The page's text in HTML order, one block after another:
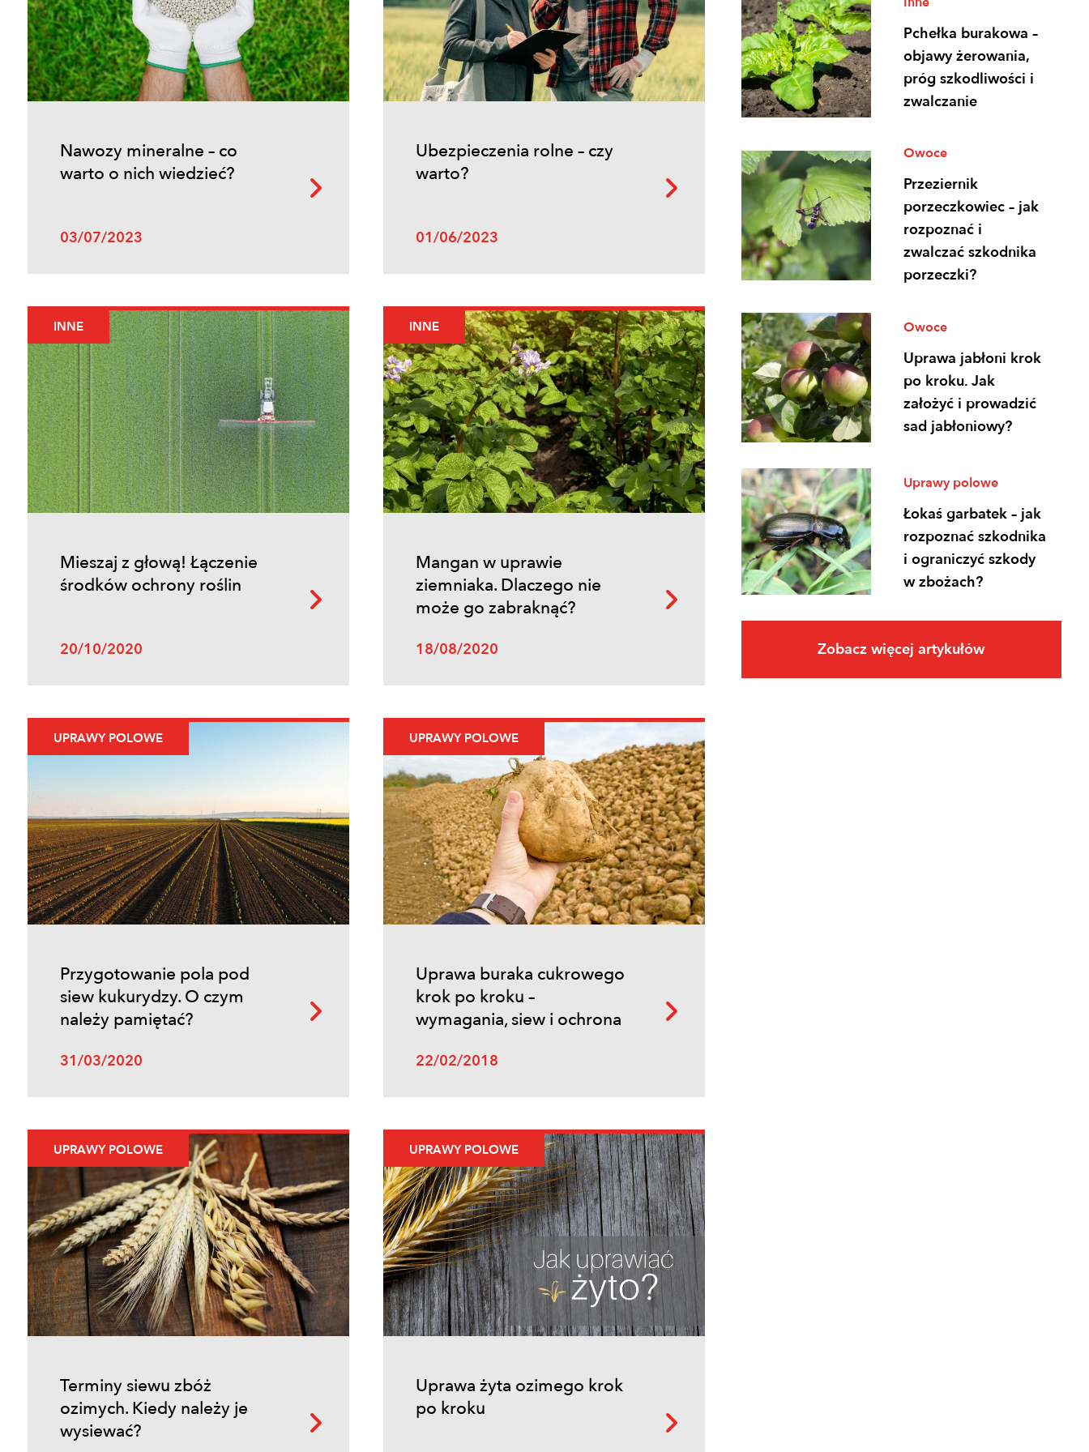
Nawozy mineralne – co
warto o nich wiedzieć?
03/07/2023
Ubezpieczenia rolne – czy
warto?
01/06/2023
INNE
Mieszaj z głową! Łączenie
środków ochrony roślin
20/10/2020
INNE
Mangan w uprawie
ziemniaka. Dlaczego nie
może go zabraknąć?
18/08/2020
UPRAWY POLOWE
Przygotowanie pola pod
siew kukurydzy. O czym
należy pamiętać?
31/03/2020
UPRAWY POLOWE
Uprawa buraka cukrowego
krok po kroku –
wymagania, siew i ochrona
22/02/2018
UPRAWY POLOWE
Terminy siewu zbóż
ozimych. Kiedy należy je
wysiewać?
UPRAWY POLOWE
Uprawa żyta ozimego krok
po kroku
Pchełka burakowa –
objawy żerowania,
próg szkodliwości i
zwalczanie
Owoce
Przeziernik
porzeczkowiec – jak
rozpoznać i
zwalczać szkodnika
porzeczki?
Owoce
Uprawa jabłoni krok
po kroku. Jak
założyć i prowadzić
sad jabłoniowy?
Uprawy polowe
Łokaś garbatek – jak
rozpoznać szkodnika
i ograniczyć szkody
w zbożach?
Zobacz więcej artykułów